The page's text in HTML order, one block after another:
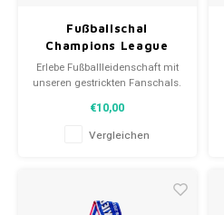
Fußballschal
Champions League
Final 2016
Erlebe Fußballleidenschaft mit
unseren gestrickten Fanschals.
Spielernamen, jedes erzählt
eine Geschichte. Wähle aus
gebrauchten und neuen Schals
Deine Quelle für einzigartige
Fanschals!
€10,00
Vergleichen